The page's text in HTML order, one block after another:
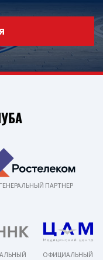
ГЕНЕРАЛЬНЫЙ ПАРТНЕР
ОФИЦИАЛЬНЫЙ